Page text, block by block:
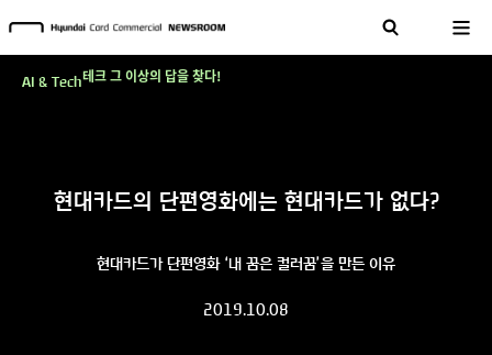
현대카드의 단편영화에는 현대카드가 없다?
현대카드가 단편영화 ‘내 꿈은 컬러꿈’을 만든 이유
2019.10.08
AI & Tech테크 그 이상의 답을 찾다!